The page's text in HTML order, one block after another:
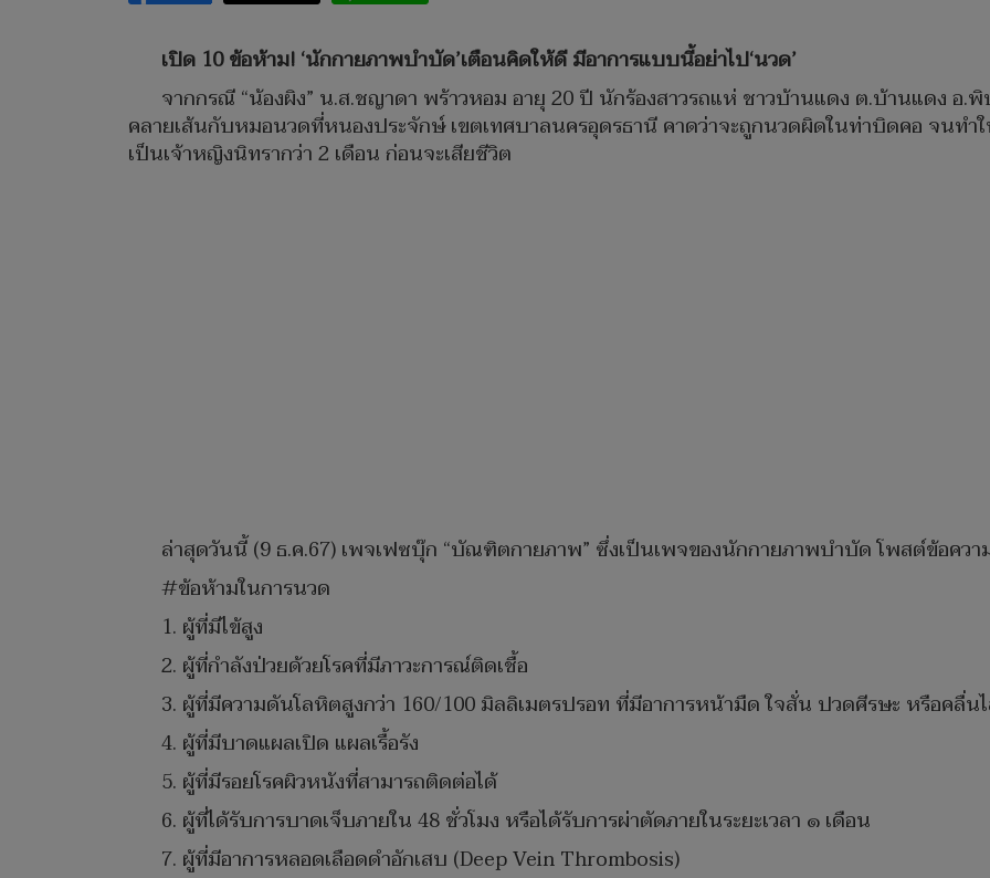
เปิด 10 ข้อห้าม! ‘นักกายภาพบำบัด’เตือนคิดให้ดี มีอาการแบบนี้อย่าไป‘นวด’
จากกรณี “น้องผิง” น.ส.ชญาดา พร้าวหอม อายุ 20 ปี นักร้องสาวรถแห่ ชาวบ้านแดง ต.บ้านแดง อ.
คลายเส้นกับหมอนวดที่หนองประจักษ์ เขตเทศบาลนครอุดรธานี คาดว่าจะถูกนวดผิดในท่าบิดคอ จนทำ
เป็นเจ้าหญิงนิทรากว่า 2 เดือน ก่อนจะเสียชีวิต
ล่าสุดวันนี้ (9 ธ.ค.67) เพจเฟซบุ๊ก “บัณฑิตกายภาพ” ซึ่งเป็นเพจของนักกายภาพบำบัด โพสต์ข้อควา
#ข้อห้ามในการนวด
1. ผู้ที่มีไข้สูง
2. ผู้ที่กำลังป่วยด้วยโรคที่มีภาวะการณ์ติดเชื้อ
3. ผู้ที่มีความดันโลหิตสูงกว่า 160/100 มิลลิเมตรปรอท ที่มีอาการหน้ามืด ใจสั่น ปวดศีรษะ หรือคลื่น
4. ผู้ที่มีบาดแผลเปิด แผลเรื้อรัง
5. ผู้ที่มีรอยโรคผิวหนังที่สามารถติดต่อได้
6. ผู้ที่ได้รับการบาดเจ็บภายใน 48 ชั่วโมง หรือได้รับการผ่าตัดภายในระยะเวลา ๑ เดือน
7. ผู้ที่มีอาการหลอดเลือดดำอักเสบ (Deep Vein Thrombosis)